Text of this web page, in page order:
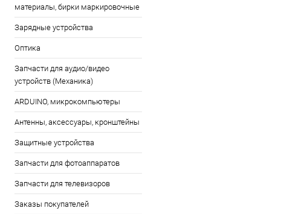
материалы, бирки маркировочные
Зарядные устройства
Оптика
Запчасти для аудио/видео
устройств (Механика)
ARDUINO, микрокомпьютеры
Антенны, аксессуары, кронштейны
Защитные устройства
Запчасти для фотоаппаратов
Запчасти для телевизоров
Заказы покупателей